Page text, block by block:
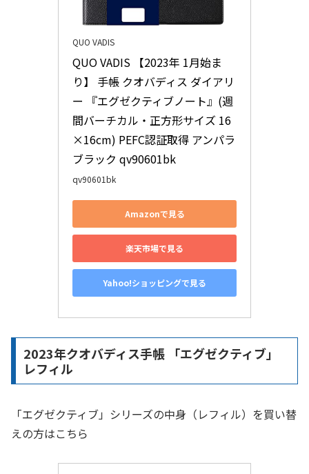
QUO VADIS
QUO VADIS 【2023年 1月始ま
り】 手帳 クオバディス ダイアリ
ー 『エグゼクティブノート』(週
間バーチカル・正方形サイズ 16
×16cm) PEFC認証取得 アンパラ
ブラック qv90601bk
qv90601bk
Amazonで見る
楽天市場で見る
Yahoo!ショッピングで見る
2023年クオバディス手帳 「エグゼクティブ」
レフィル
「エグゼクティブ」シリーズの中身（レフィル）を買い替
えの方はこちら